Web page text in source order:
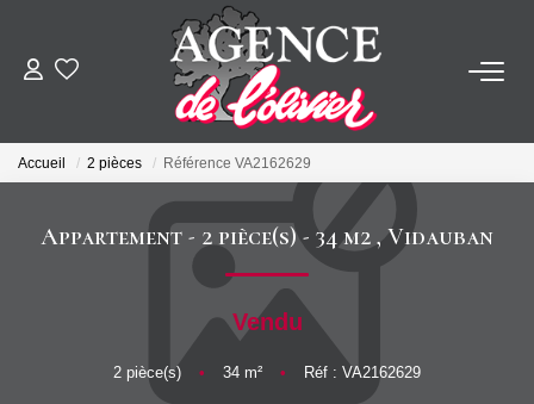
ACHETER
LOUER
ESTIMER
FAIRE GÉRER
Accueil 2 pièces Référence VA2162629
Appartement - 2 pièce(s) - 34 m2 ,Vidauban
Vendu
2 pièce(s) • 34 m² • Réf : VA2162629